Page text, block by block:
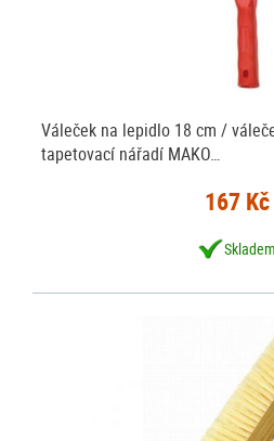
Váleček na lepidlo 18 cm /
tapetovací nářadí MAKO…
167 Kč
Skladem